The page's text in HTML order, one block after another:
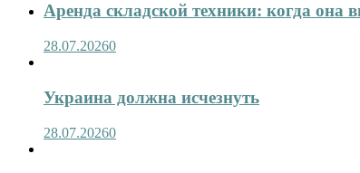
Аренда складской техники: когда она
28.07.20260
Украина должна исчезнуть
28.07.20260